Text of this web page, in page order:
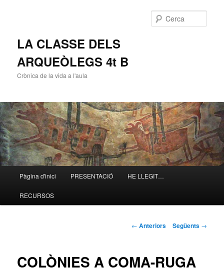
LA CLASSE DELS
ARQUEÒLEGS 4t B
Crònica de la vida a l'aula
Aneu
al
Pàgina d'inici PRESENTACIÓ HE LLEGIT…
RECURSOS
Navegació
← Anteriors Següents →
COLÒNIES A COMA-RUGA